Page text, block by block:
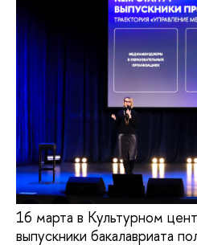
16 марта в Культурном
выпускники бакалавриата